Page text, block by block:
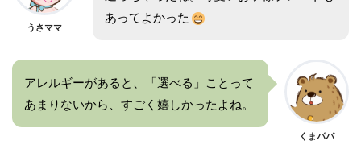
うさママ
あってよかった
アレルギーがあると、「選べる」ことって
あまりないから、すごく嬉しかったよね。
くまパパ